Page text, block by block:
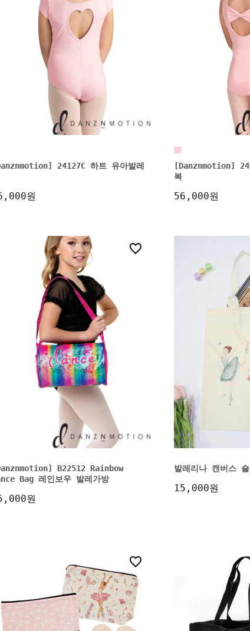
24127C 하트 유아발레
원
[Danznmotion]
복
56,000원
B22512 Rainbow
Bag 레인보우 발레가방
원
발레리나 캔버스 숄
15,000원
3